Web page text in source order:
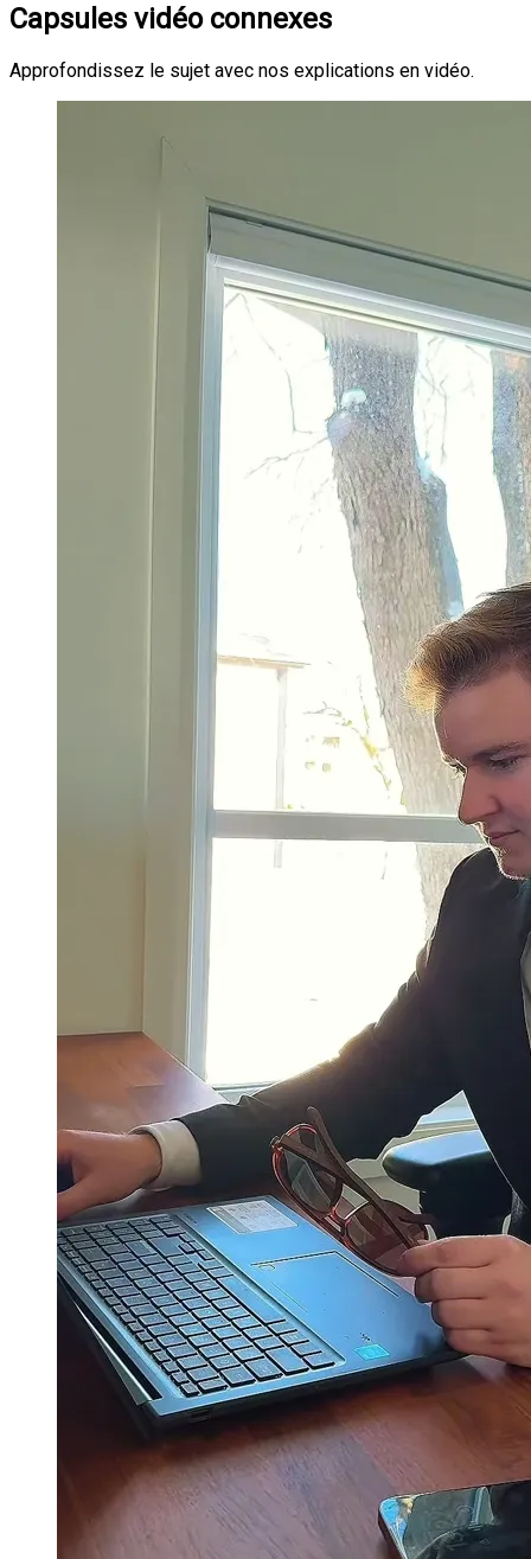
Capsules vidéo connexes
Approfondissez le sujet avec nos explications en vidéo.